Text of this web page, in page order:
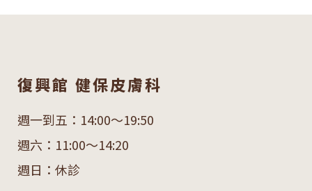
復興館 健保皮膚科
週一到五：14:00～19:50
週六：11:00～14:20
週日：休診